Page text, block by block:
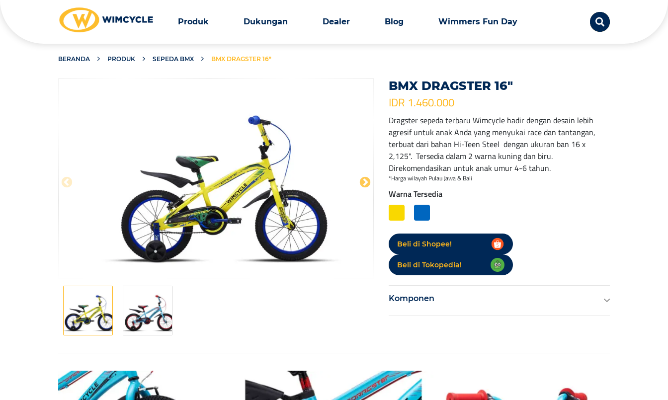
Produk Dukungan Dealer Blog Wimmers Fun Day
BERANDA PRODUK SEPEDA BMX BMX DRAGSTER 16″
BMX DRAGSTER 16″
IDR 1.460.000
Dragster sepeda terbaru Wimcycle hadir dengan desain lebih
agresif untuk anak Anda yang menyukai race dan tantangan,
terbuat dari bahan Hi-Teen Steel dengan ukuran ban 16 x
2,125". Tersedia dalam 2 warna kuning dan biru.
Direkomendasikan untuk anak umur 4-6 tahun.
*Harga wilayah Pulau Jawa & Bali
Warna Tersedia
Beli di Shopee!
Beli di Tokopedia!
Komponen